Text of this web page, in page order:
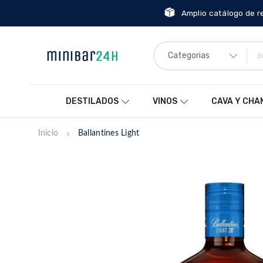
Amplio catálogo de
Categorias
DESTILADOS VINOS CAVA Y
Inicio Ballantines Light